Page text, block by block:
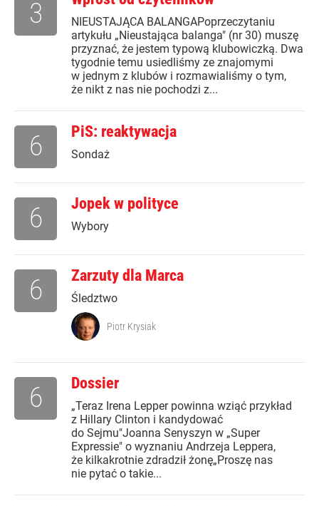
NIEUSTAJĄCA BALANGAPoprzeczytaniu
artykułu „Nieustająca balanga" (nr 30) muszę
przyznać, że jestem typową klubowiczką. Dwa
tygodnie temu usiedliśmy ze znajomymi
w jednym z klubów i rozmawialiśmy o tym,
że nikt z nas nie pochodzi z...
3
PiS: reaktywacja
Sondaż
6
Jopek w polityce
Wybory
6
Zarzuty dla Marca
Śledztwo
6
Piotr Krysiak
Dossier
„Teraz Irena Lepper powinna wziąć przykład
z Hillary Clinton i kandydować
do Sejmu"Joanna Senyszyn w „Super
Expressie" o wyznaniu Andrzeja Leppera,
że kilkakrotnie zdradził żonę„Proszę nas
nie pytać o takie...
6